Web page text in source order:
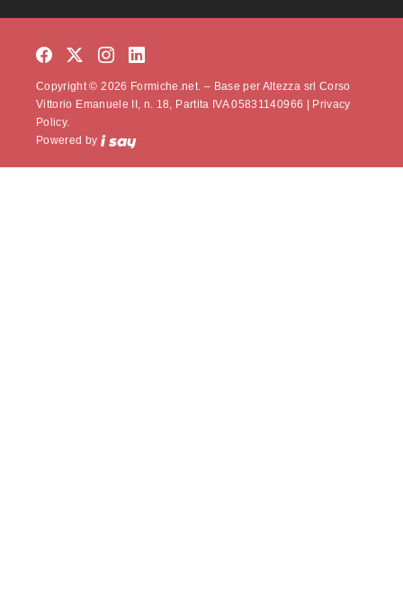
Copyright © 2026 Formiche.net. – Base per Altezza srl Corso
Vittorio Emanuele II, n. 18, Partita IVA 05831140966 |
Privacy
Policy.
Powered by